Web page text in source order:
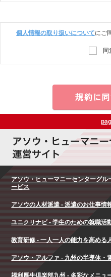
個人情報の取り扱いについてにご
同
アソウ・ヒューマニーセンターグ
ービス
アソウの人材派遣 - 派遣のお仕事情
ユニクリナビ - 学生のための就職活
教育研修 - 一人一人の能力を高める
アソウ・アルファ - 九州の半導体・
福利厚生倶楽部九州 - 多彩なメニュ